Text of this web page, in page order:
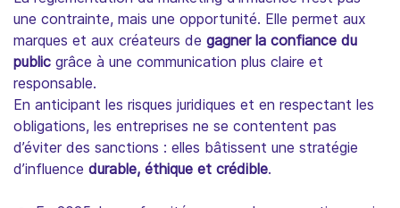
une contrainte, mais une opportunité. Elle permet aux
marques et aux créateurs de gagner la confiance du
public grâce à une communication plus claire et
responsable.
En anticipant les risques juridiques et en respectant les
obligations, les entreprises ne se contentent pas
d’éviter des sanctions : elles bâtissent une stratégie
d’influence durable, éthique et crédible.